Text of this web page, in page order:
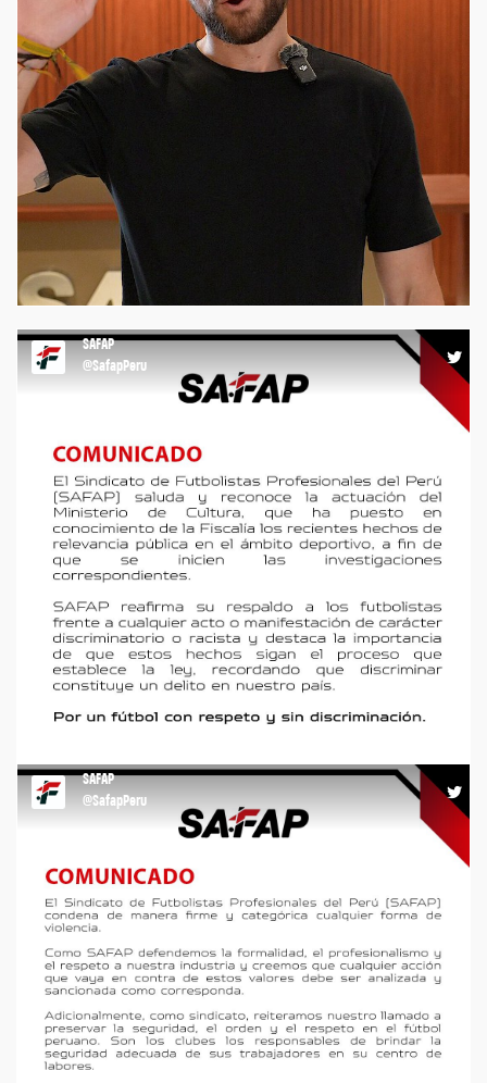
La unión de esfuerzos fortalece al fútbol y a quienes lo hacen
posible. Hoy, junto al representante de Kunan Salud y Roberto
Silva, reafirmamos nuestro compromiso de generar más y
mejores beneficios para los futbolistas, a través de un
convenio que prioriza su bienestar y acceso a servicios de
salud. Seguimos trabajando para construir un entorno más
sólido, con respaldo real dentro y fuera de la cancha.
#Convenio #SAFAP #KunanSalud #FútbolPeruano
#BienestarDelFutbolista
18:47 24-02-26
SAFAP
@SafapPeru
Compartimos la pasión, compartimos el respeto.
21:27 13-02-26
SAFAP
@SafapPeru